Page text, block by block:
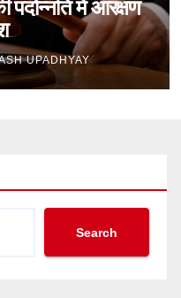
पदोन्नति में आरक्षण
UPADHYAY
Search